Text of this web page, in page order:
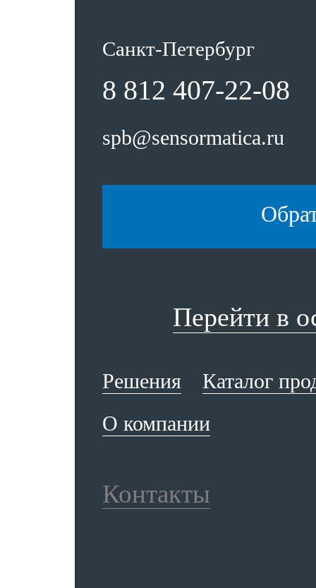
Санкт-Петербург
8 812 407-22-08
spb@sensormatica.ru
Перейти в
Решения
Каталог
О компании
Контакты